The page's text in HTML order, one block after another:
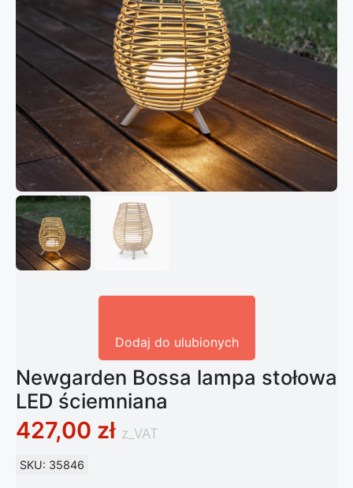
Dodaj do ulubionych
Newgarden Bossa lampa stołowa
LED ściemniana
427,00 zł z_VAT
SKU: 35846